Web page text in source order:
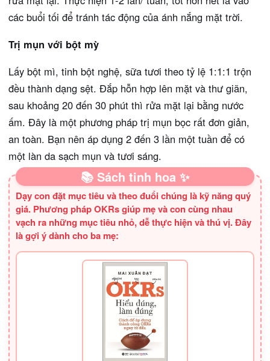
các buổi tối để tránh tác động của ánh nắng mặt trời.
Trị mụn với bột mỳ
Lấy bột mì, tinh bột nghệ, sữa tươi theo tỷ lệ 1:1:1 trộn
đều thành dạng sệt. Đắp hỗn hợp lên mặt và thư giãn,
sau khoảng 20 đến 30 phút thì rửa mặt lại bằng nước
ấm. Đây là một phương pháp trị mụn bọc rất đơn giản,
an toàn. Bạn nên áp dụng 2 đến 3 lần một tuần để có
một làn da sạch mụn và tươi sáng.
📚 Sách tinh hoa ✨
Dạy con đặt mục tiêu và theo đuổi chúng là kỹ năng quý
giá. Phương pháp OKRs giúp mẹ và con cùng nhau
vạch ra những mục tiêu nhỏ, dễ thực hiện và thú vị. Đây
là gợi ý dành cho ba mẹ: